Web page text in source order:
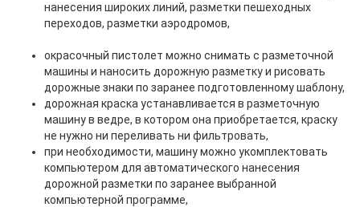
нанесения широких линий, разметки пешеходных
переходов, разметки аэродромов,
окрасочный пистолет можно снимать с разметочной
машины и наносить дорожную разметку и рисовать
дорожные знаки по заранее подготовленному шаблону,
дорожная краска устанавливается в разметочную
машину в ведре, в котором она приобретается, краску
не нужно ни переливать ни фильтровать,
при необходимости, машину можно укомплектовать
компьютером для автоматического нанесения
дорожной разметки по заранее выбранной
компьютерной программе,